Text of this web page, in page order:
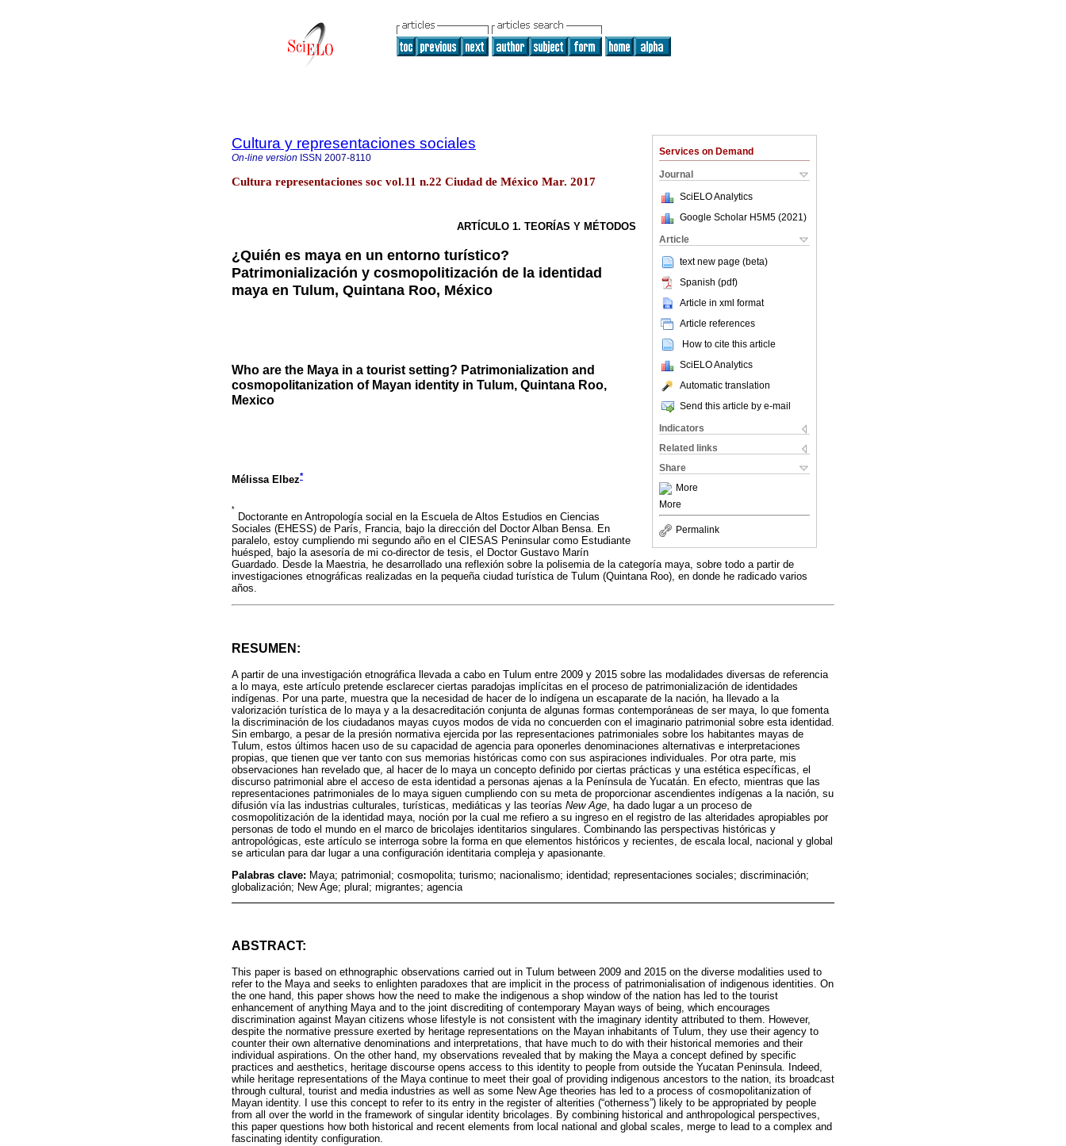
Services on Demand
Journal
SciELO Analytics
Google Scholar H5M5 (2021 )
Article
text new page (beta)
Spanish (pdf)
Article in xml format
Article references
How to cite this article
SciELO Analytics
Automatic translation
Send this article by e-mail
Indicators
Related links
Share
More
More
Permalink
Cultura y representaciones sociales
On-line version ISSN 2007-8110
Cultura representaciones soc vol.11 n.22 Ciudad de México Mar. 2017
ARTÍCULO 1. TEORÍAS Y MÉTODOS
¿Quién es maya en un entorno turístico?
Patrimonialización y cosmopolitización de la identidad
maya en Tulum, Quintana Roo, México
Who are the Maya in a tourist setting? Patrimonialization and
cosmopolitanization of Mayan identity in Tulum, Quintana Roo,
Mexico
Mélissa Elbez*
*
Doctorante en Antropología social en la Escuela de Altos Estudios en Ciencias
Sociales (EHESS) de París, Francia, bajo la dirección del Doctor Alban Bensa. En
paralelo, estoy cumpliendo mi segundo año en el CIESAS Peninsular como Estudiante
huésped, bajo la asesoría de mi co-director de tesis, el Doctor Gustavo Marín
Guardado. Desde la Maestria, he desarrollado una reflexión sobre la polisemia de la categoría maya, sobre todo a partir de
investigaciones etnográficas realizadas en la pequeña ciudad turística de Tulum (Quintana Roo), en donde he radicado varios
años.
RESUMEN:
A partir de una investigación etnográfica llevada a cabo en Tulum entre 2009 y 2015 sobre las modalidades diversas de referencia
a lo maya, este artículo pretende esclarecer ciertas paradojas implícitas en el proceso de patrimonialización de identidades
indígenas. Por una parte, muestra que la necesidad de hacer de lo indígena un escaparate de la nación, ha llevado a la
valorización turística de lo maya y a la desacreditación conjunta de algunas formas contemporáneas de ser maya, lo que fomenta
la discriminación de los ciudadanos mayas cuyos modos de vida no concuerden con el imaginario patrimonial sobre esta identidad.
Sin embargo, a pesar de la presión normativa ejercida por las representaciones patrimoniales sobre los habitantes mayas de
Tulum, estos últimos hacen uso de su capacidad de agencia para oponerles denominaciones alternativas e interpretaciones
propias, que tienen que ver tanto con sus memorias históricas como con sus aspiraciones individuales. Por otra parte, mis
observaciones han revelado que, al hacer de lo maya un concepto definido por ciertas prácticas y una estética específicas, el
discurso patrimonial abre el acceso de esta identidad a personas ajenas a la Península de Yucatán. En efecto, mientras que las
representaciones patrimoniales de lo maya siguen cumpliendo con su meta de proporcionar ascendientes indígenas a la nación, su
difusión vía las industrias culturales, turísticas, mediáticas y las teorías New Age , ha dado lugar a un proceso de
cosmopolitización de la identidad maya, noción por la cual me refiero a su ingreso en el registro de las alteridades apropiables por
personas de todo el mundo en el marco de bricolajes identitarios singulares. Combinando las perspectivas históricas y
antropológicas, este artículo se interroga sobre la forma en que elementos históricos y recientes, de escala local, nacional y global
se articulan para dar lugar a una configuración identitaria compleja y apasionante.
Palabras clave: Maya; patrimonial; cosmopolita; turismo; nacionalismo; identidad; representaciones sociales; discriminación;
globalización; New Age; plural; migrantes; agencia
ABSTRACT:
This paper is based on ethnographic observations carried out in Tulum between 2009 and 2015 on the diverse modalities used to
refer to the Maya and seeks to enlighten paradoxes that are implicit in the process of patrimonialisation of indigenous identities. On
the one hand, this paper shows how the need to make the indigenous a shop window of the nation has led to the tourist
enhancement of anything Maya and to the joint discrediting of contemporary Mayan ways of being, which encourages
discrimination against Mayan citizens whose lifestyle is not consistent with the imaginary identity attributed to them. However,
despite the normative pressure exerted by heritage representations on the Mayan inhabitants of Tulum, they use their agency to
counter their own alternative denominations and interpretations, that have much to do with their historical memories and their
individual aspirations. On the other hand, my observations revealed that by making the Maya a concept defined by specific
practices and aesthetics, heritage discourse opens access to this identity to people from outside the Yucatan Peninsula. Indeed,
while heritage representations of the Maya continue to meet their goal of providing indigenous ancestors to the nation, its broadcast
through cultural, tourist and media industries as well as some New Age theories has led to a process of cosmopolitanization of
Mayan identity. I use this concept to refer to its entry in the register of alterities (“otherness”) likely to be appropriated by people
from all over the world in the framework of singular identity bricolages. By combining historical and anthropological perspectives,
this paper questions how both historical and recent elements from local national and global scales, merge to lead to a complex and
fascinating identity configuration.